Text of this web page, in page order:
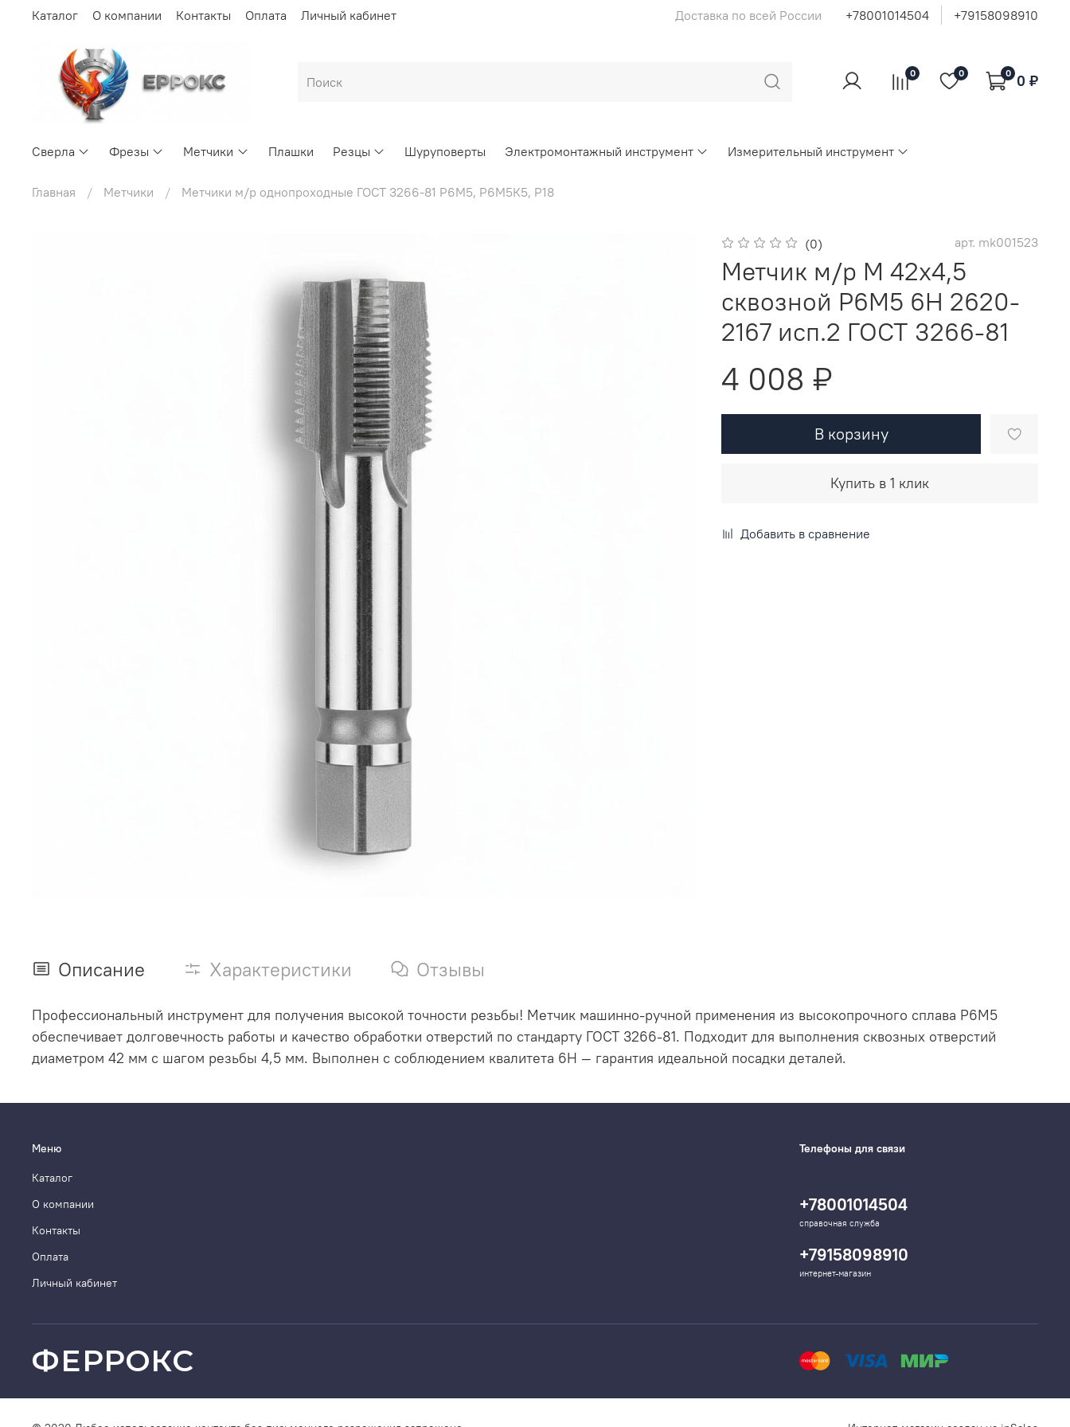
Каталог О компании Контакты Оплата Личный кабинет Доставка по всей России +78001014504 +79158098910
0 0 0 0 ₽
Сверла Фрезы Метчики Плашки Резцы Шуруповерты Электромонтажный инструмент Измерительный инструмент
Главная Метчики Метчики м/р однопроходные ГОСТ 3266-81 Р6М5, Р6М5К5, Р18
(0) арт. mk001523
Метчик м/р М 42х4,5
сквозной Р6М5 6H 2620-
2167 исп.2 ГОСТ 3266-81
4 008 ₽
В корзину
Купить в 1 клик
Добавить в сравнение
Описание Характеристики Отзывы
Профессиональный инструмент для получения высокой точности резьбы! Метчик машинно-ручной применения из высокопрочного сплава Р6М5
обеспечивает долговечность работы и качество обработки отверстий по стандарту ГОСТ 3266-81. Подходит для выполнения сквозных отверстий
диаметром 42 мм с шагом резьбы 4,5 мм. Выполнен с соблюдением квалитета 6H — гарантия идеальной посадки деталей.
Меню
Каталог
О компании
Контакты
Оплата
Личный кабинет
Телефоны для связи
+78001014504
справочная служба
+79158098910
интернет-магазин
ФЕРРОКС